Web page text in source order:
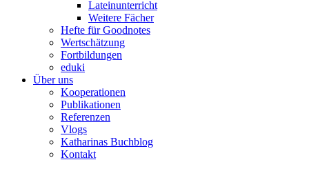
Lateinunterricht
Weitere Fächer
Hefte für Goodnotes
Wertschätzung
Fortbildungen
eduki
Über uns
Kooperationen
Publikationen
Referenzen
Vlogs
Katharinas Buchblog
Kontakt